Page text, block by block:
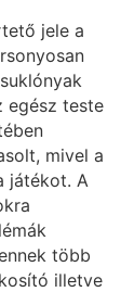
jele a
egész teste
mivel a
játékot. A
több
illetve